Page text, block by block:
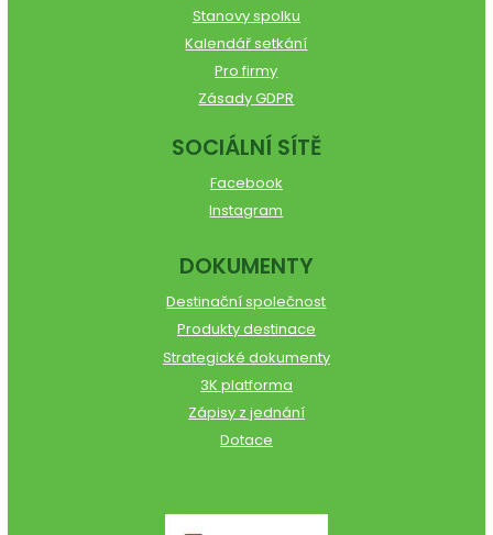
Stanovy spolku
Kalendář setkání
Pro firmy
Zásady GDPR
SOCIÁLNÍ SÍTĚ
Facebook
Instagram
DOKUMENTY
Destinační společnost
Produkty destinace
Strategické dokumenty
3K platforma
Zápisy z jednání
Dotace